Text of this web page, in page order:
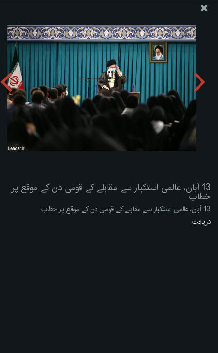
13 آبان، عالمی استکبار سے مقابلے کے قومی دن کے موقع پر
خطاب
تصویری البم دریافت کریں:zip
13 آبان، عالمی استکبار سے مقابلے کے قومی دن کے موقع پر
خطاب
13 آبان، عالمی استکبار سے مقابلے کے قومی دن کے موقع پر خطاب
دریافت